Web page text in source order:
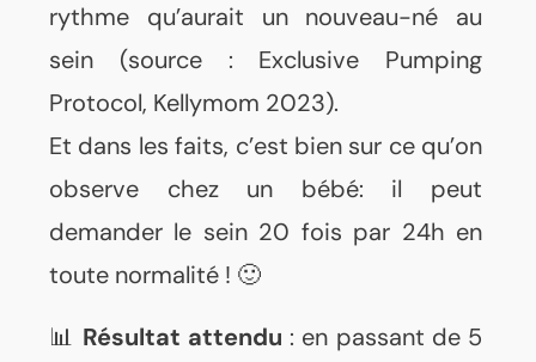
rythme qu’aurait un nouveau-né au
sein (source : Exclusive Pumping
Protocol, Kellymom 2023).
Et dans les faits, c’est bien sur ce qu’on
observe chez un bébé: il peut
demander le sein 20 fois par 24h en
toute normalité ! 🙂
📊 Résultat attendu : en passant de 5